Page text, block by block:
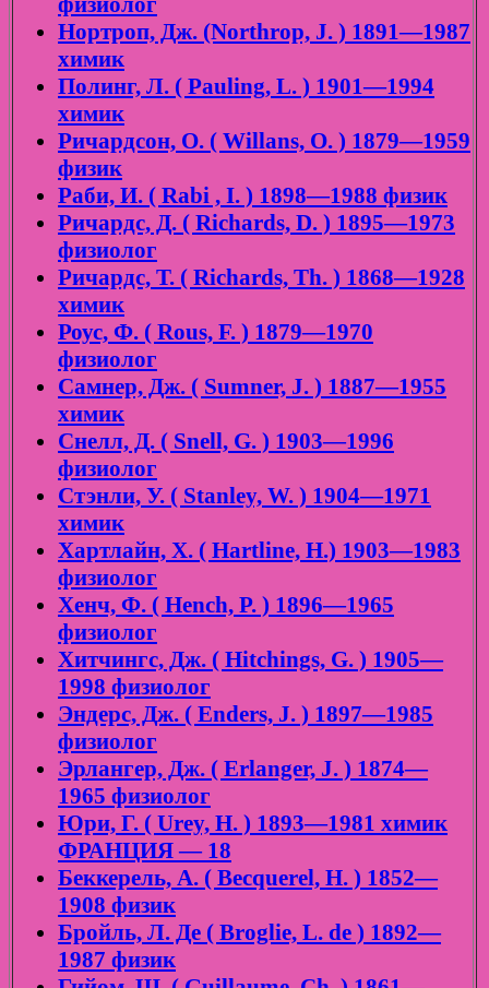
Нортроп, Дж. (Northrop, J. ) 1891—1987
химик
Полинг, Л. ( Pauling, L. ) 1901—1994
химик
Ричардсон, О. ( Willans, O. ) 1879—1959
физик
Раби, И. ( Rabi , I. ) 1898—1988 физик
Ричардс, Д. ( Richards, D. ) 1895—1973
физиолог
Ричардс, Т. ( Richards, Th. ) 1868—1928
химик
Роус, Ф. ( Rous, F. ) 1879—1970
физиолог
Самнер, Дж. ( Sumner, J. ) 1887—1955
химик
Снелл, Д. ( Snell, G. ) 1903—1996
физиолог
Стэнли, У. ( Stanley, W. ) 1904—1971
химик
Хартлайн, Х. ( Hartline, H.) 1903—1983
физиолог
Хенч, Ф. ( Hench, P. ) 1896—1965
физиолог
Хитчингс, Дж. ( Hitchings, G. ) 1905—
1998 физиолог
Эндерс, Дж. ( Enders, J. ) 1897—1985
физиолог
Эрлангер, Дж. ( Erlanger, J. ) 1874—
1965 физиолог
Юри, Г. ( Urey, H. ) 1893—1981 химик
ФРАНЦИЯ — 18
Беккерель, А. ( Becquerel, H. ) 1852—
1908 физик
Бройль, Л. Де ( Broglie, L. de ) 1892—
1987 физик